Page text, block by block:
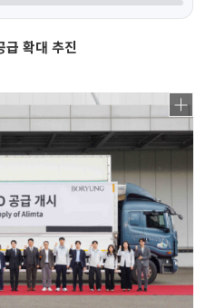
급 확대 추진